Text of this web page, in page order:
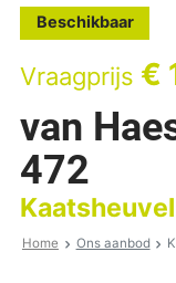
Beschikbaar
Vraagprijs €
van
472
Kaatsheuvel
Home Ons aanbod